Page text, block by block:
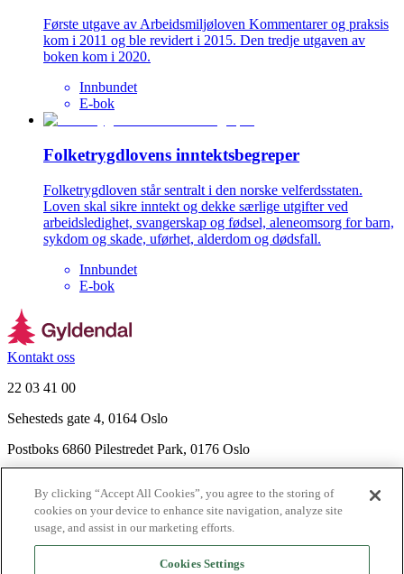
Første utgave av Arbeidsmiljøloven Kommentarer og praksis
kom i 2011 og ble revidert i 2015. Den tredje utgaven av
boken kom i 2020.
Innbundet
E-bok
Folketrygdlovens inntektsbegreper
Folketrygdloven står sentralt i den norske velferdsstaten.
Loven skal sikre inntekt og dekke særlige utgifter ved
arbeidsledighet, svangerskap og fødsel, aleneomsorg for barn,
sykdom og skade, uførhet, alderdom og dødsfall.
Innbundet
E-bok
Kontakt oss
22 03 41 00
Sehesteds gate 4, 0164 Oslo
Postboks 6860 Pilestredet Park, 0176 Oslo
Nyhetsbrev
Ledige stillinger
Send inn manus
By clicking “Accept All Cookies”, you agree to the storing of
cookies on your device to enhance site navigation, analyze site
usage, and assist in our marketing efforts.
Cookies Settings